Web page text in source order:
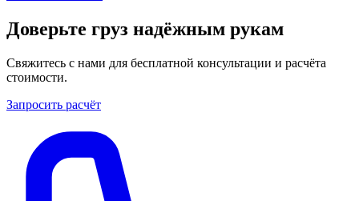
Доверьте груз надёжным рукам
Свяжитесь с нами для бесплатной консультации и расчёта
стоимости.
Запросить расчёт